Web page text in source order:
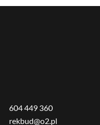
604 449 360
rekbud@o2.pl